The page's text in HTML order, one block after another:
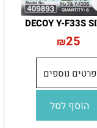
DECOY Y-F33S
₪25
פרטים נוספים
הוסף לסל